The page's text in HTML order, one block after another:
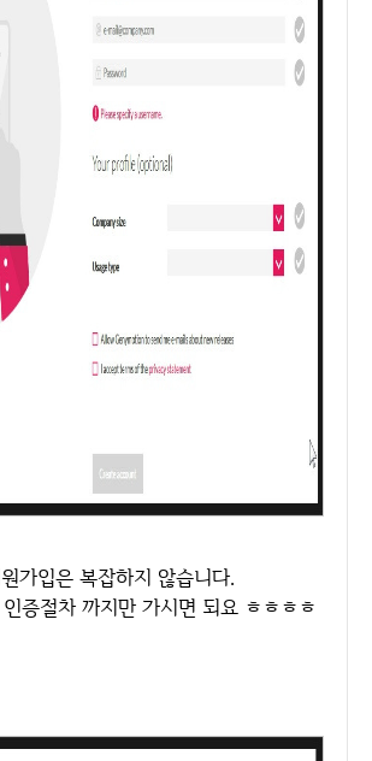
회원가입은 복잡하지 않습니다.
인증절차 까지만 가시면 되요 ㅎㅎㅎㅎ